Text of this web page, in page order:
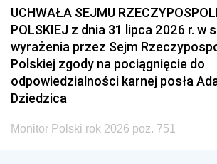
UCHWAŁA SEJMU
POLSKIEJ z dnia 31 lipca 2026 r. w
wyrażenia przez Sejm
Polskiej zgody na pociągnięcie do
odpowiedzialności karnej posła
Dziedzica
Monitor Polski rok 2026 poz. 751